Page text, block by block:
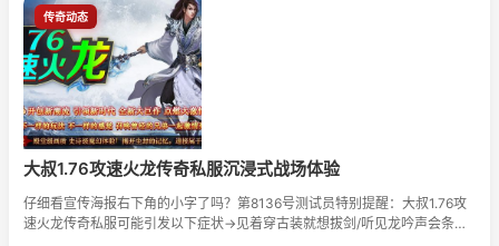
传奇动态
大叔1.76攻速火龙传奇私服沉浸式战场体验
仔细看宣传海报右下角的小字了吗？第8136号测试员特别提醒：大叔1.76攻
速火龙传奇私服可能引发以下症状→见着穿古装就想拔剑/听见龙吟声会条件